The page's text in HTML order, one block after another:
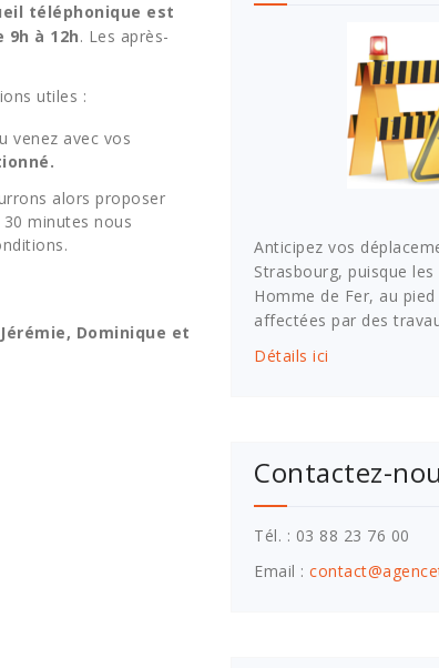
téléphonique est
9h à 12h. Les après-
utiles :
venez avec vos
alors proposer
minutes nous
Dominique et
Anticipez vos
Strasbourg, puisque
Homme de Fer, au
affectées par des
Détails ici
Contactez-
Tél. : 03 88 23 76 00
Email :